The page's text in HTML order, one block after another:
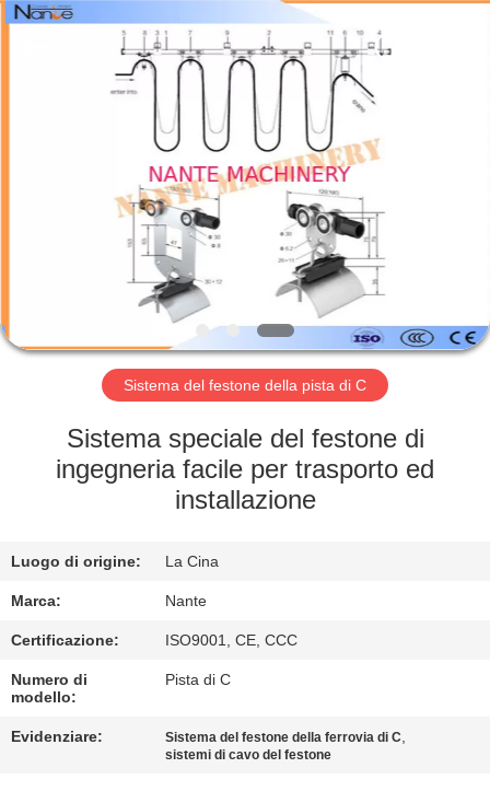
BENVENUTO
PRODOTTI
NOI
DELLA
FABBRICA
DI
QUALITÀ
CONTATTACI
RICHIEDA
Shaoxing
Nante
Sistema del festone della pista di C
Sistema speciale del festone di
ingegneria facile per trasporto ed
installazione
Luogo di origine: La Cina
Marca: Nante
Certificazione: ISO9001, CE, CCC
Numero di
modello:
Pista di C
Evidenziare: Sistema del festone della ferrovia di C,
sistemi di cavo del festone